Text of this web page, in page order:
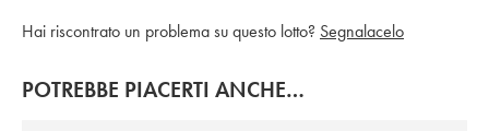
Hai riscontrato un problema su questo lotto? Segnalacelo
POTREBBE PIACERTI ANCHE…